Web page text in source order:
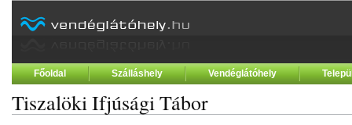
Főoldal Szálláshely Vendéglátóhely
Tiszalöki Ifjúsági Tábor